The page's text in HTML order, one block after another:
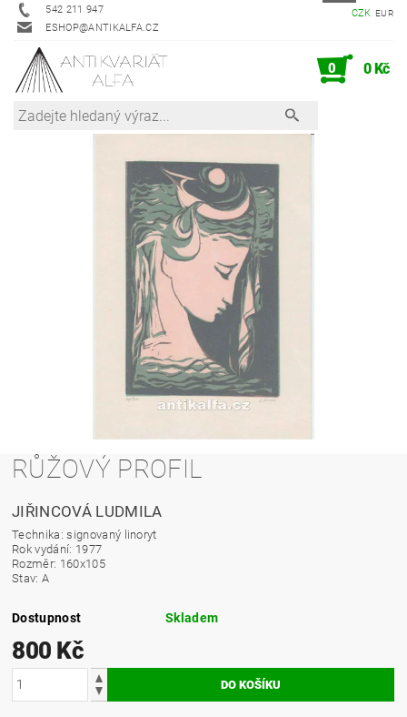
542 211 947
ESHOP@ANTIKALFA.CZ
CZK EUR
0 0 Kč
RŮŽOVÝ PROFIL
JIŘINCOVÁ LUDMILA
Technika: signovaný linoryt
Rok vydání: 1977
Rozměr: 160x105
Stav: A
Dostupnost Skladem
800 Kč